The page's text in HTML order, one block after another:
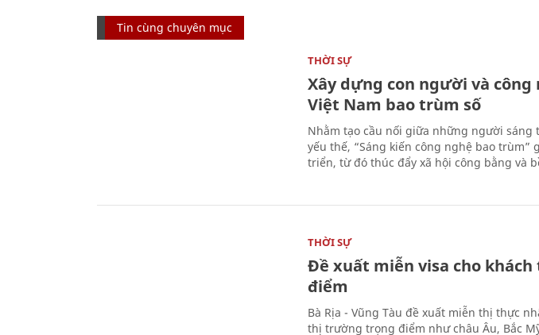
Tin cùng chuyên mục
THỜI SỰ
Xây dựng con người và
Việt Nam bao trùm số
Nhằm tạo cầu nối giữa những người sáng
yếu thế, “Sáng kiến công nghệ bao trùm”
triển, từ đó thúc đẩy xã hội công bằng và
THỜI SỰ
Đề xuất miễn visa cho
điểm
Bà Rịa - Vũng Tàu đề xuất miễn thị thực
thị trường trọng điểm như châu Âu, Bắc